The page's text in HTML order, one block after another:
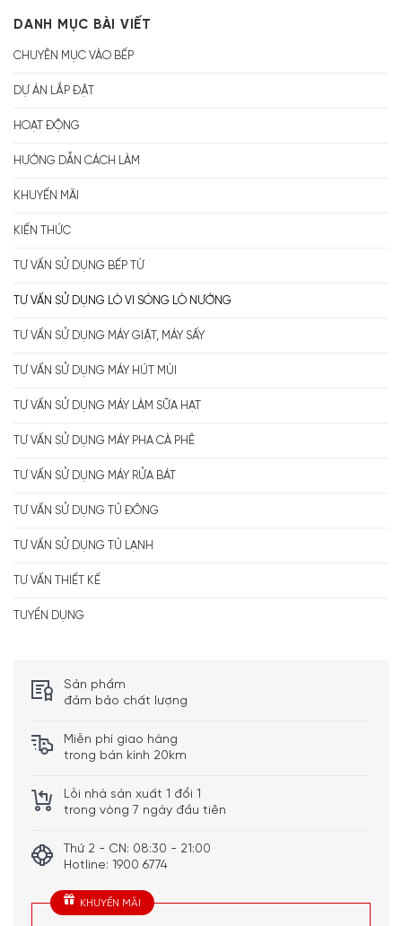
DANH MỤC BÀI VIẾT
CHUYÊN MỤC VÀO BẾP
DỰ ÁN LẮP ĐẶT
HOẠT ĐỘNG
HƯỚNG DẪN CÁCH LÀM
KHUYẾN MÃI
KIẾN THỨC
TƯ VẤN SỬ DỤNG BẾP TỪ
TƯ VẤN SỬ DỤNG LÒ VI SÓNG LÒ NƯỚNG
TƯ VẤN SỬ DỤNG MÁY GIẶT, MÁY SẤY
TƯ VẤN SỬ DỤNG MÁY HÚT MÙI
TƯ VẤN SỬ DỤNG MÁY LÀM SỮA HẠT
TƯ VẤN SỬ DỤNG MÁY PHA CÀ PHÊ
TƯ VẤN SỬ DỤNG MÁY RỬA BÁT
TƯ VẤN SỬ DỤNG TỦ ĐÔNG
TƯ VẤN SỬ DỤNG TỦ LẠNH
TƯ VẤN THIẾT KẾ
TUYỂN DỤNG
Sản phẩm
đảm bảo chất lượng
Miễn phí giao hàng
trong bán kính 20km
Lỗi nhà sản xuất 1 đổi 1
trong vòng 7 ngày đầu tiên
Thứ 2 - CN: 08:30 - 21:00
Hotline: 1900 6774
KHUYẾN MÃI